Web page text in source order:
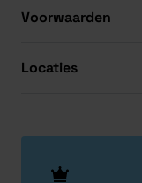
Voorwaarden
Locaties